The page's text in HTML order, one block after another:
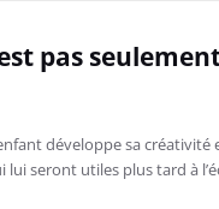
pas
développe sa créativité
lui seront utiles plus tard à